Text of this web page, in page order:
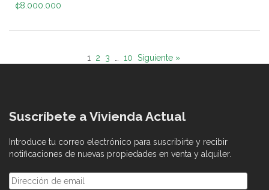
¢8.000.000
1 2 3 10 Siguiente »
Suscríbete a Vivienda Actual
Introduce tu correo electrónico para suscribirte y recibir
notificaciones de nuevas propiedades en venta y alquiler.
Dirección